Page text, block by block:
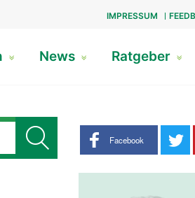
IMPRESSUM
News Ratgeber
Share buttons
Facebook